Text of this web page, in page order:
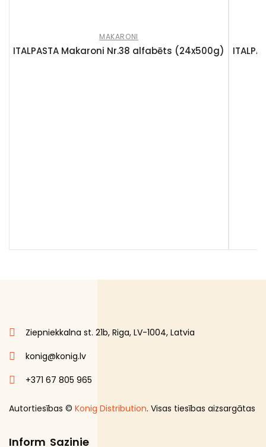
MAKARONI
ITALPASTA Makaroni Nr.38 alfabēts (24x500g)
Ziepniekkalna st. 21b, Riga, LV-1004, Latvia
konig@konig.lv
+371 67 805 965
Autortiesības © Konig Distribution. Visas tiesības aizsargātas
Inform Sazinie